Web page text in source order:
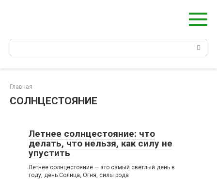
Главная
СОЛНЦЕСТОЯНИЕ
Летнее солнцестояние: что
делать, что нельзя, как силу не
упустить
Летнее солнцестояние — это самый светлый день в
году, день Солнца, Огня, силы рода